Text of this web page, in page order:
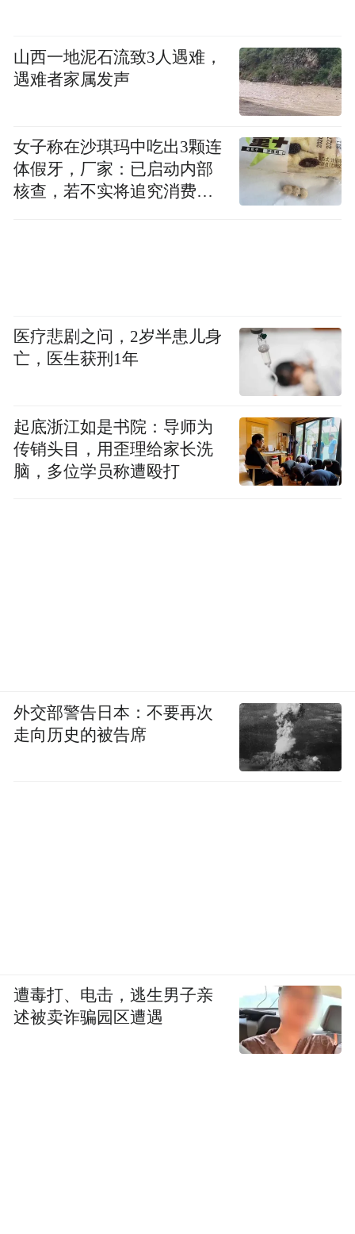
山西一地泥石流致3人遇难，
遇难者家属发声
女子称在沙琪玛中吃出3颗连
体假牙，厂家：已启动内部
核查，若不实将追究消费者
医疗悲剧之问，2岁半患儿身
亡，医生获刑1年
起底浙江如是书院：导师为
传销头目，用歪理给家长洗
脑，多位学员称遭殴打
外交部警告日本：不要再次
走向历史的被告席
遭毒打、电击，逃生男子亲
述被卖诈骗园区遭遇